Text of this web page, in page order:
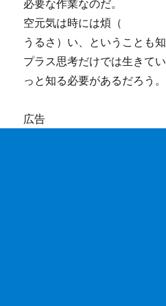
必要な作業なのだ。
空元気は時には煩（
うるさ）い、ということも
プラス思考だけでは生きて
っと知る必要があるだろう。
広告